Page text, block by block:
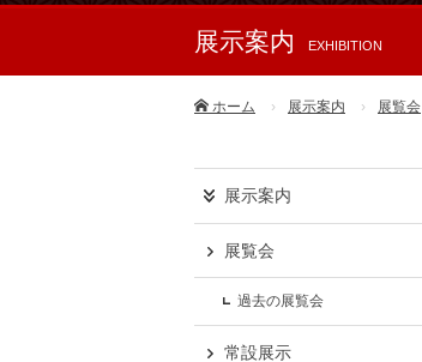
展示案内 EXHIBITION
ホーム 展示案内 展覧会
展示案内
展覧会
過去の展覧会
常設展示